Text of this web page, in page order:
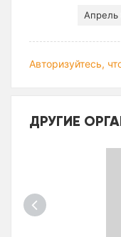
Апрель
Авторизуйтесь,
ДРУГИЕ